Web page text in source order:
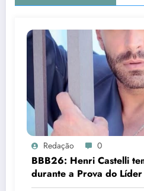
Redação 0
BBB26: Henri Castelli
durante a Prova do Líder